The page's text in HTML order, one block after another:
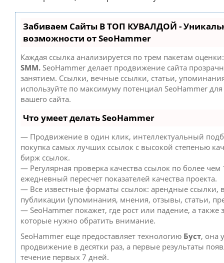
Забиваем Сайты В ТОП КУВАЛДОЙ -
возможности от SeoHammer
Каждая ссылка анализируется по трем пакетам
SMM. SeoHammer делает продвижение сайта
занятием. Ссылки, вечные ссылки, статьи,
используйте по максимуму потенциал SeoHammer
вашего сайта.
Что умеет делать SeoHammer
— Продвижение в один клик, интеллектуальный
покупка самых лучших ссылок с высокой степенью
бирж ссылок.
— Регулярная проверка качества ссылок по более чем
ежедневный пересчет показателей качества проекта.
— Все известные форматы ссылок: арендные ссылки,
публикации (упоминания, мнения, отзывы, статьи,
— SeoHammer покажет, где рост или падение, а также
которые нужно обратить внимание.
SeoHammer еще предоставляет технологию Буст, она
продвижение в десятки раз, а первые результаты
течение первых 7 дней.